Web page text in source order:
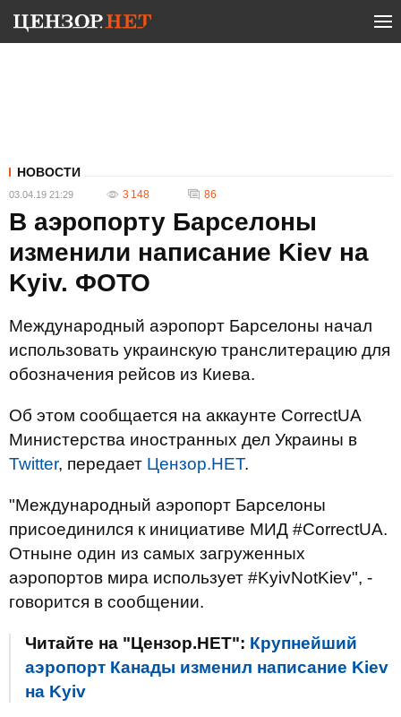
НОВОСТИ
03.04.19 21:29 3 148 86
В аэропорту Барселоны
изменили написание Kiev на
Kyiv. ФОТО
Международный аэропорт Барселоны начал
использовать украинскую транслитерацию для
обозначения рейсов из Киева.
Об этом сообщается на аккаунте CorrectUA
Министерства иностранных дел Украины в
Twitter, передает Цензор.НЕТ.
"Международный аэропорт Барселоны
присоединился к инициативе МИД #CorrectUA.
Отныне один из самых загруженных
аэропортов мира использует #KyivNotKiev", -
говорится в сообщении.
Читайте на "Цензор.НЕТ": Крупнейший
аэропорт Канады изменил написание Kiev
на Kyiv